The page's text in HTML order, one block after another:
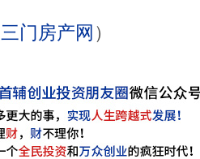
三门房产网 ）